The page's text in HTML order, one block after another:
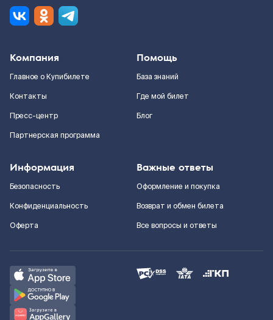
Компания
Главное о Купибилете
Контакты
Пресс-центр
Партнерская программа
Помощь
База знаний
Где мой билет
Блог
Информация
Безопасность
Конфиденциальность
Оферта
Важные ответы
Оформление и покупка
Возврат и обмен билета
Все вопросы и ответы